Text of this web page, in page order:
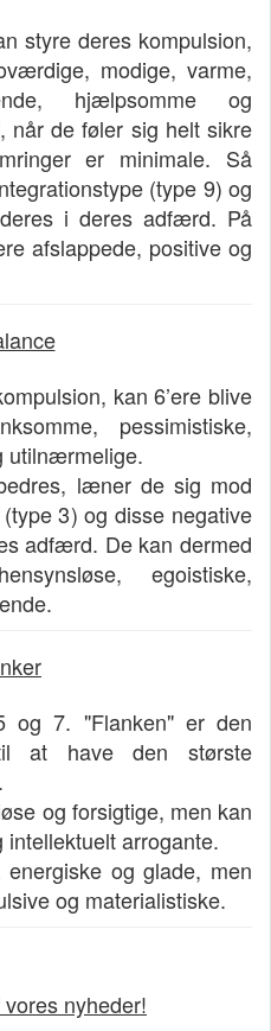
styre deres kompulsion,
modige, varme,
hjælpsomme og
når de føler sig helt sikre
er minimale. Så
(type 9) og
i deres adfærd. På
afslappede, positive og
kan 6’ere blive
pessimistiske,
utilnærmelige.
læner de sig mod
3) og disse negative
adfærd. De kan dermed
egoistiske,
og 7. "Flanken" er den
at have den største
og forsigtige, men kan
arrogante.
energiske og glade, men
og materialistiske.
nyheder!